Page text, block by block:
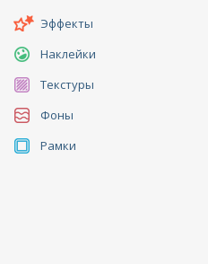
Эффекты
Наклейки
Текстуры
Фоны
Рамки